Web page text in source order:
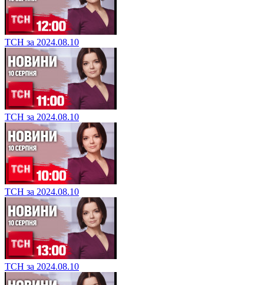
ТСН за 2024.08.10
ТСН за 2024.08.10
ТСН за 2024.08.10
ТСН за 2024.08.10